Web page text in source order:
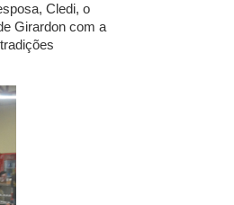
Cledi, o
Girardon com a